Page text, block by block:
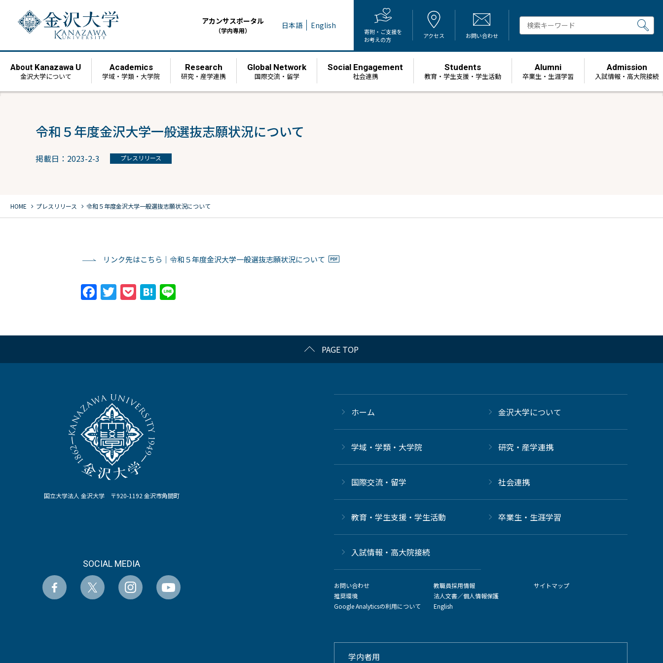
アカンサスポータル
（学内専用） 日本語 English
寄附・ご支援を
お考えの方
アクセス お問い合わせ
About Kanazawa U
金沢大学について
Academics
学域・学類・大学院
Research
研究・産学連携
Global Network
国際交流・留学
Social Engagement
社会連携
Students
教育・学生支援・学生活動
Alumni
卒業生・生涯学習
Admission
⼊試情報・高大院接続
令和５年度金沢大学一般選抜志願状況について
掲載日：2023-2-3 プレスリリース
HOME chevron_right プレスリリース chevron_right 令和５年度金沢大学一般選抜志願状況について
リンク先はこちら｜令和５年度金沢大学一般選抜志願状況について
Facebook
Twitter
PocketHatena
PAGE TOP
国立大学法人 金沢大学 〒920-1192 金沢市角間町
SOCIAL MEDIA
ホーム 金沢大学について
学域・学類・大学院 研究・産学連携
国際交流・留学 社会連携
教育・学生支援・学生活動 卒業生・生涯学習
⼊試情報・高大院接続
お問い合わせ
推奨環境
Google Analyticsの利用について
教職員採用情報
法人文書／個人情報保護
English
サイトマップ
学内者用